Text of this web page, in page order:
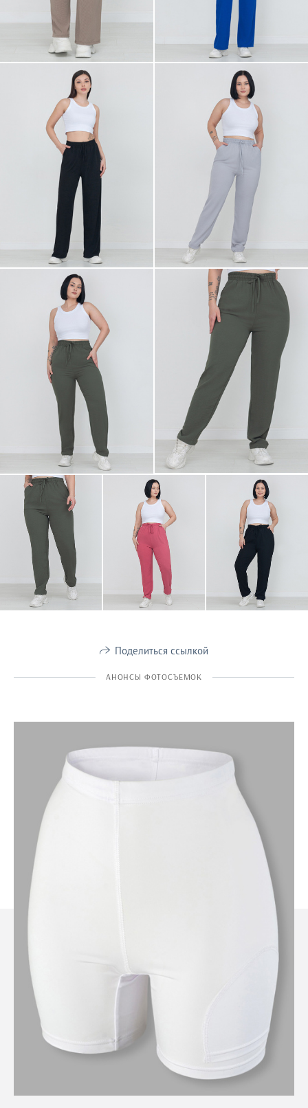
Поделиться ссылкой
АНОНСЫ ФОТОСЪЕМОК